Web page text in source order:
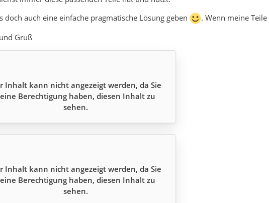
doch auch eine einfache pragmatische Lösung geben
. Wenn meine
Gruß
Inhalt kann nicht angezeigt werden, da Sie
Berechtigung haben, diesen Inhalt zu
sehen.
Inhalt kann nicht angezeigt werden, da Sie
Berechtigung haben, diesen Inhalt zu
sehen.